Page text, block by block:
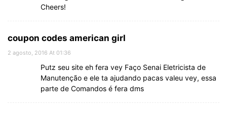
Cheers!
coupon codes american girl
2 agosto, 2016 At 01:36
Putz seu site eh fera vey Faço Senai Eletricista de
Manutenção e ele ta ajudando pacas valeu vey, essa
parte de Comandos é fera dms